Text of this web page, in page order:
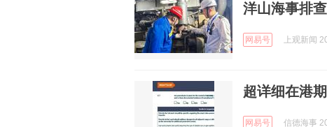
洋山海事排
网易号 上观新闻
超详细在港
网易号 信德海事